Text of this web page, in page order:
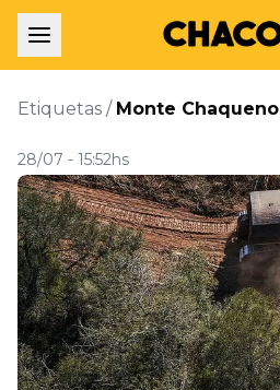
Etiquetas / Monte Chaqueno
28/07 - 15:52hs